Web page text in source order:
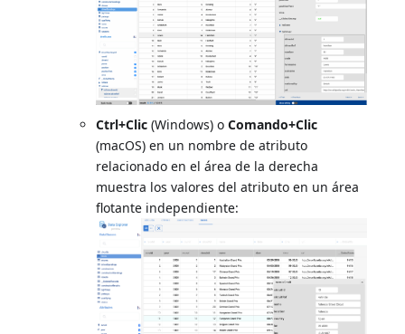
Ctrl+Clic (Windows) oComando+Clic
(macOS) en un nombre de atributo
relacionado en el área de la derecha
muestra los valores del atributo en un área
flotante independiente: